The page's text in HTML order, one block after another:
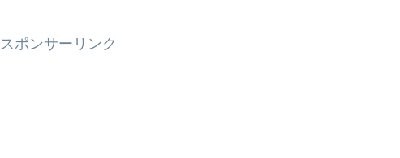
スポンサーリンク